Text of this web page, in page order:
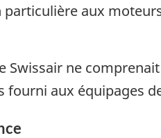
aux
Swissair ne
aux équipages